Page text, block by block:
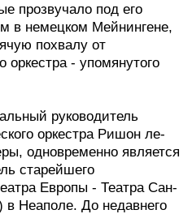
прозвучало под его
в немецком Мейнингене,
похвалу от
оркестра - упомянутого
руководитель
оркестра Ришон ле-
одновременно является
старейшего
Европы - Театра Сан-
в Неаполе. До недавнего